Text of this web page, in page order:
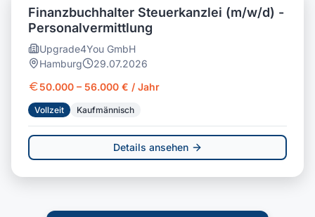
Finanzbuchhalter Steuerkanzlei (m/w/d) -
Personalvermittlung
Upgrade4You GmbH
Hamburg
29.07.2026
50.000 – 56.000 € / Jahr
Vollzeit Kaufmännisch
Details ansehen